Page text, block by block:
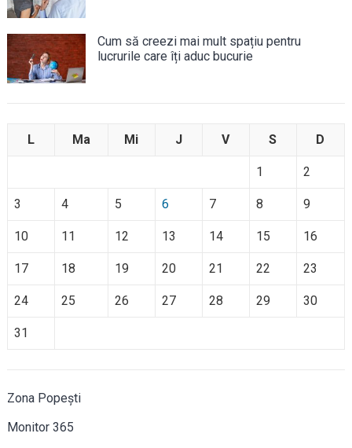
Cum să creezi mai mult spațiu pentru
lucrurile care îți aduc bucurie
L Ma Mi J V S D
1 2
3 4 5 6 7 8 9
10 11 12 13 14 15 16
17 18 19 20 21 22 23
24 25 26 27 28 29 30
31
Zona Popești
Monitor 365